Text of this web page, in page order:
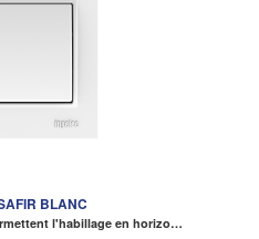
BLANC
l'habillage en horizo…